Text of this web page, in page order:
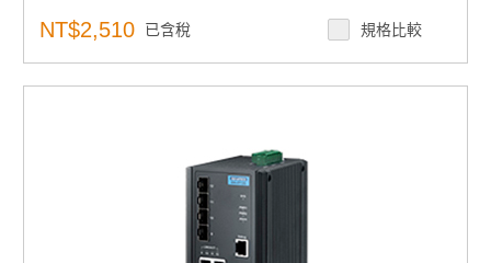
提供 5 個快速乙太網埠，帶自動 MDI/MDI-X
NT$2,510 已含稅 規格比較